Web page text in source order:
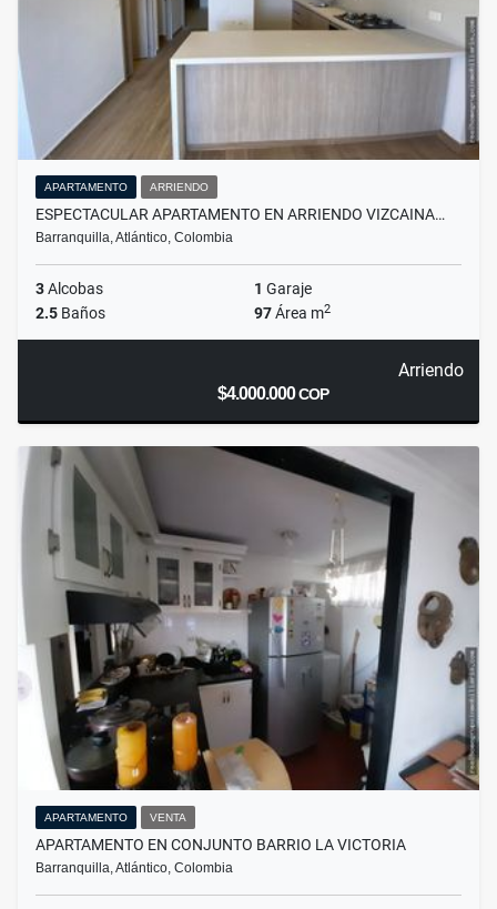
APARTAMENTO ARRIENDO
ESPECTACULAR APARTAMENTO EN ARRIENDO VIZCAINA…
Barranquilla, Atlántico, Colombia
3Alcobas 1 Garaje
2.5 Baños 97Área m2
Arriendo
$4.000.000COP
APARTAMENTO VENTA
APARTAMENTO EN CONJUNTO BARRIO LA VICTORIA
Barranquilla, Atlántico, Colombia